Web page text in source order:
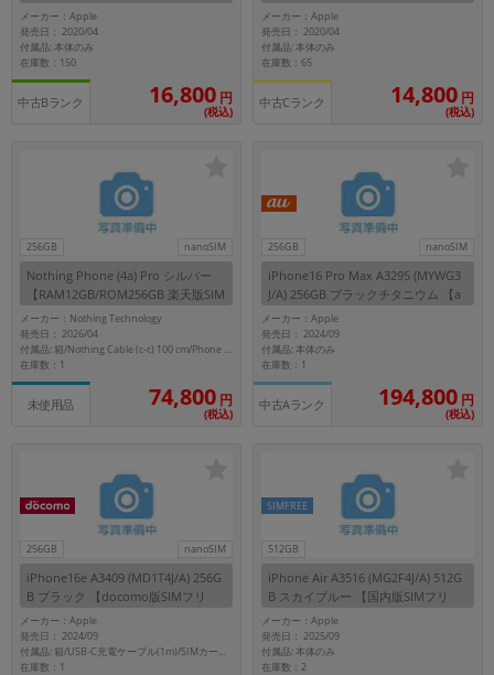
B ブラック
メーカー：Apple
発売日： 2020/04
付属品: 本体のみ
在庫数：150
中古Bランク 16,800 円
(税込)
A) 64GB ホワイト
メーカー：Apple
発売日： 2020/04
付属品: 本体のみ
在庫数：65
中古Cランク 14,800 円
(税込)
256GB nanoSIM
Nothing Phone (4a) Pro シルバー
【RAM12GB/ROM256GB 楽天版SIM
フリー】
メーカー：Nothing Technology
発売日： 2026/04
付属品: 箱/Nothing Cable (c-c) 100 cm/Phone (4a) Pro Case/SIMトレイ取り出しツール/安全と保証に関する情報
在庫数：1
未使用品 74,800 円
(税込)
256GB nanoSIM
iPhone16 Pro Max A3295 (MYWG3
J/A) 256GB ブラックチタニウム 【a
u版SIMフリー】
メーカー：Apple
発売日： 2024/09
付属品: 本体のみ
在庫数：1
中古Aランク 194,800 円
(税込)
256GB nanoSIM
iPhone16e A3409 (MD1T4J/A) 256G
B ブラック 【docomo版SIMフリ
ー】
メーカー：Apple
発売日： 2024/09
付属品: 箱/USB-C充電ケーブル(1m)/SIMカードツール
在庫数：1
512GB
SIMFREE
iPhone Air A3516 (MG2F4J/A) 512G
B スカイブルー 【国内版SIMフリ
ー】
メーカー：Apple
発売日： 2025/09
付属品: 本体のみ
在庫数：2